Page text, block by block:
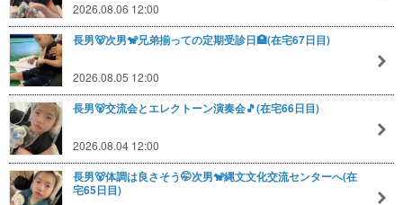
2026.08.06 12:00
長男🐻次男🐒兄弟揃っての定期受診日🏥(在宅67日目)
2026.08.05 12:00
長男🐻交流会とエレクトーン演奏会🎵(在宅66日目)
2026.08.04 12:00
長男🐻体調は良さそう🤭次男🐒縄文文化交流センターへ(在
宅65日目)